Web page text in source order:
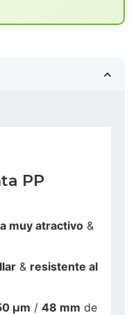
PP
muy atractivo &
& resistente al
µm / 48 mm de